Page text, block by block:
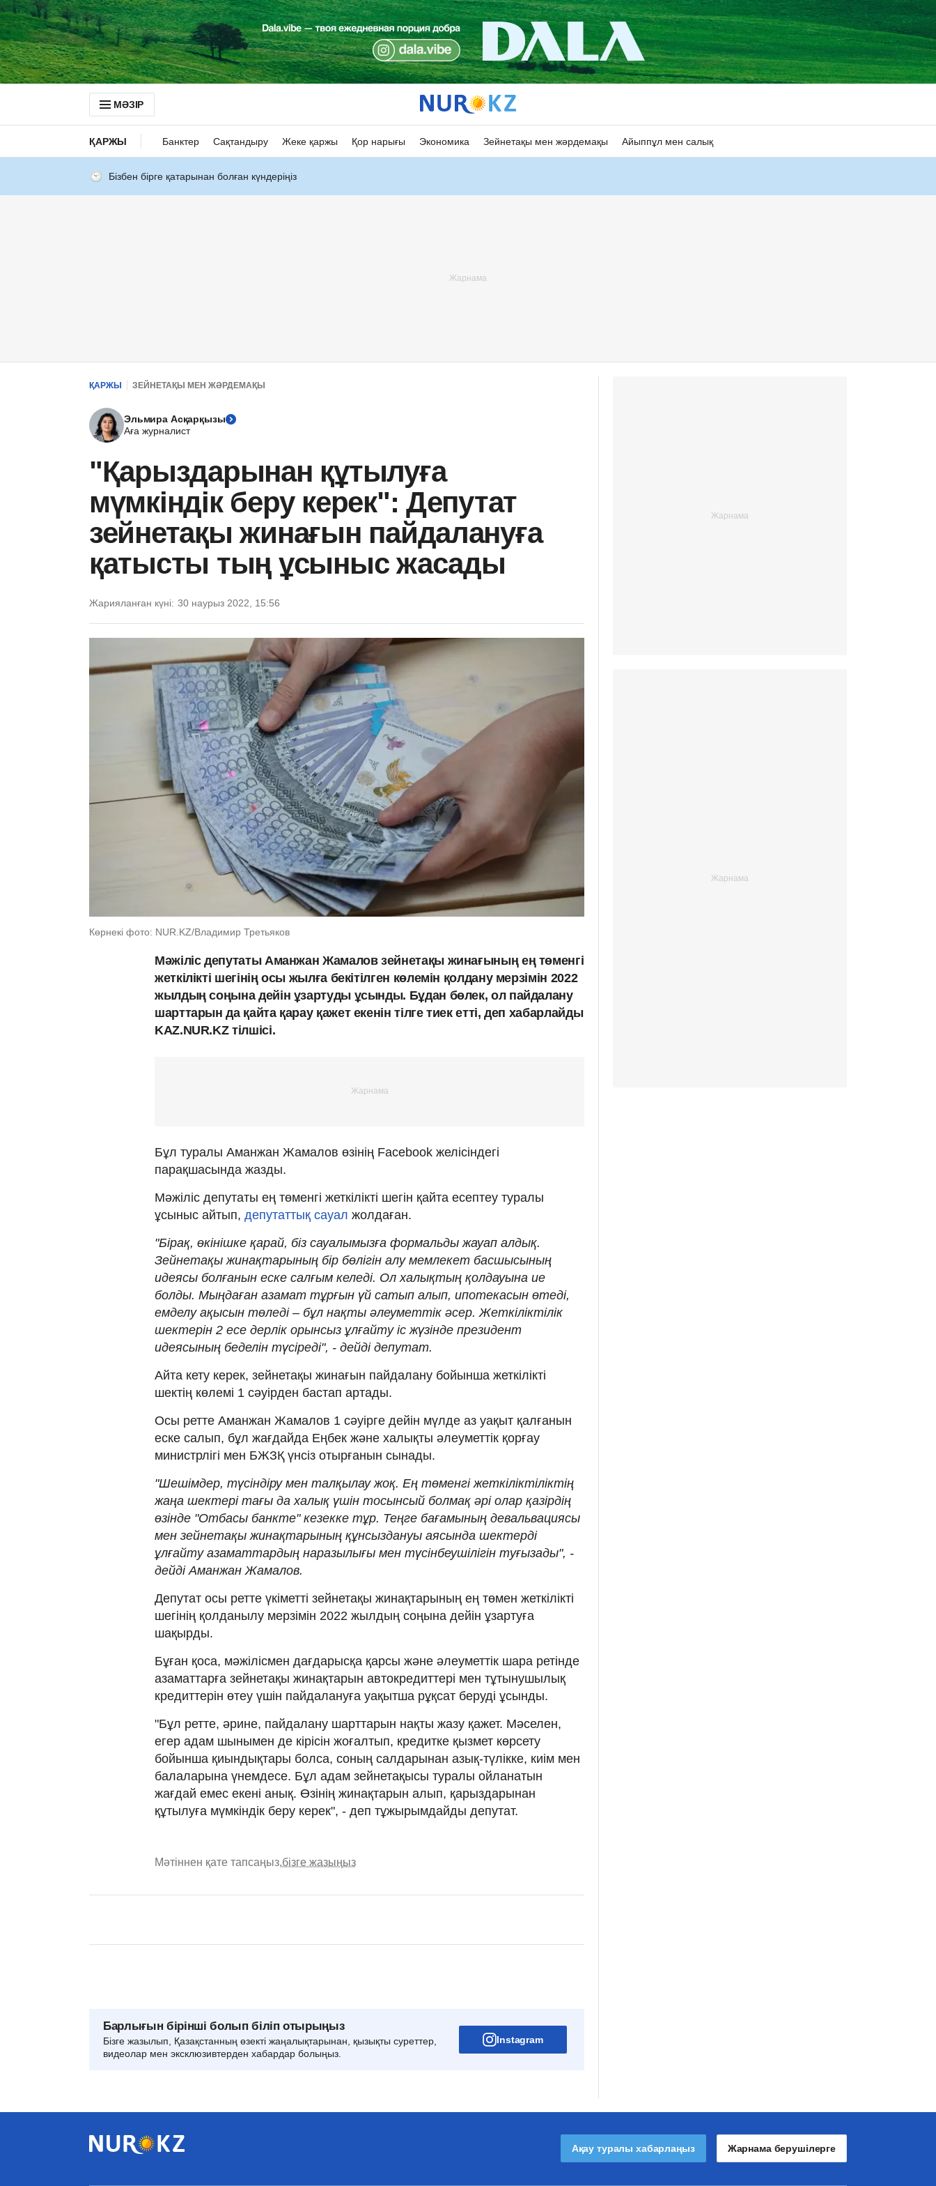
МӘЗІР
ҚАРЖЫ Банктер Сақтандыру Жеке қаржы Қор нарығы Экономика Зейнетақы мен жәрдемақы Айыппұл мен салық
Бізбен бірге қатарынан болған күндеріңіз
ҚАРЖЫ ЗЕЙНЕТАҚЫ МЕН ЖӘРДЕМАҚЫ
Эльмира Асқарқызы
Аға журналист
"Қарыздарынан құтылуға
мүмкіндік беру керек": Депутат
зейнетақы жинағын пайдалануға
қатысты тың ұсыныс жасады
Жарияланған күні: 30 наурыз 2022, 15:56
Көрнекі фото: NUR.KZ/Владимир Третьяков
Мәжіліс депутаты Аманжан Жамалов зейнетақы жинағының ең төменгі
жеткілікті шегінің осы жылға бекітілген көлемін қолдану мерзімін 2022
жылдың соңына дейін ұзартуды ұсынды. Бұдан бөлек, ол пайдалану
шарттарын да қайта қарау қажет екенін тілге тиек етті, деп хабарлайды
KAZ.NUR.KZ тілшісі.
Бұл туралы Аманжан Жамалов өзінің Facebook желісіндегі
парақшасында жазды.
Мәжіліс депутаты ең төменгі жеткілікті шегін қайта есептеу туралы
ұсыныс айтып, депутаттық сауал жолдаған.
"Бірақ, өкінішке қарай, біз сауалымызға формальды жауап алдық.
Зейнетақы жинақтарының бір бөлігін алу мемлекет басшысының
идеясы болғанын еске салғым келеді. Ол халықтың қолдауына ие
болды. Мыңдаған азамат тұрғын үй сатып алып, ипотекасын өтеді,
емделу ақысын төледі – бұл нақты әлеуметтік әсер. Жеткіліктілік
шектерін 2 есе дерлік орынсыз ұлғайту іс жүзінде президент
идеясының беделін түсіреді", - дейді депутат.
Айта кету керек, зейнетақы жинағын пайдалану бойынша жеткілікті
шектің көлемі 1 сәуірден бастап артады.
Осы ретте Аманжан Жамалов 1 сәуірге дейін мүлде аз уақыт қалғанын
еске салып, бұл жағдайда Еңбек және халықты әлеуметтік қорғау
министрлігі мен БЖЗҚ үнсіз отырғанын сынады.
"Шешімдер, түсіндіру мен талқылау жоқ. Ең төменгі жеткіліктіліктің
жаңа шектері тағы да халық үшін тосынсый болмақ әрі олар қазірдің
өзінде "Отбасы банкте" кезекке тұр. Теңге бағамының девальвациясы
мен зейнетақы жинақтарының құнсыздануы аясында шектерді
ұлғайту азаматтардың наразылығы мен түсінбеушілігін туғызады", -
дейді Аманжан Жамалов.
Депутат осы ретте үкіметті зейнетақы жинақтарының ең төмен жеткілікті
шегінің қолданылу мерзімін 2022 жылдың соңына дейін ұзартуға
шақырды.
Бұған қоса, мәжілісмен дағдарысқа қарсы және әлеуметтік шара ретінде
азаматтарға зейнетақы жинақтарын автокредиттері мен тұтынушылық
кредиттерін өтеу үшін пайдалануға уақытша рұқсат беруді ұсынды.
"Бұл ретте, әрине, пайдалану шарттарын нақты жазу қажет. Мәселен,
егер адам шынымен де кірісін жоғалтып, кредитке қызмет көрсету
бойынша қиындықтары болса, соның салдарынан азық-түлікке, киім мен
балаларына үнемдесе. Бұл адам зейнетақысы туралы ойланатын
жағдай емес екені анық. Өзінің жинақтарын алып, қарыздарынан
құтылуға мүмкіндік беру керек", - деп тұжырымдайды депутат.
Мәтіннен қате тапсаңыз,бізге жазыңыз
Барлығын бірінші болып біліп отырыңыз
Бізге жазылып, Қазақстанның өзекті жаңалықтарынан, қызықты суреттер,
видеолар мен эксклюзивтерден хабардар болыңыз.
Instagram
Ақау туралы хабарлаңыз Жарнама берушілерге